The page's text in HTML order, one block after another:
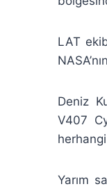
LAT
Deniz
V407
Yarım